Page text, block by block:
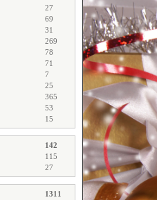
27
69
31
269
78
71
7
25
365
53
15
142
115
27
1311